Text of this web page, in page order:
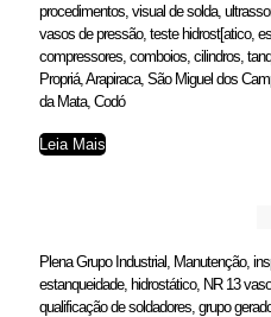
procedimentos, visual de solda,
vasos de pressão, teste hidrost[atico,
compressores, comboios, cilindros,
Propriá, Arapiraca, São Miguel dos
da Mata, Codó
Leia Mais
Plena Grupo Industrial, Manutenção,
estanqueidade, hidrostático, NR 13
qualificação de soldadores, grupo